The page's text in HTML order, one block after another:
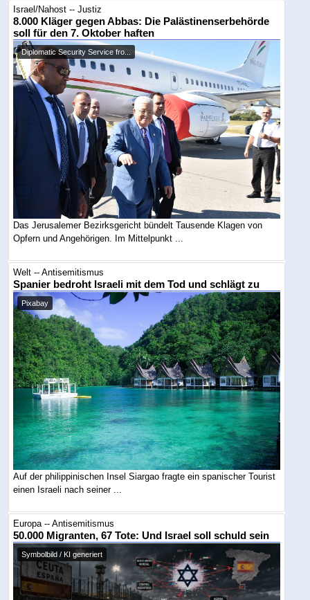
Israel/Nahost -- Justiz
8.000 Kläger gegen Abbas: Die Palästinenserbehörde
soll für den 7. Oktober haften
Diplomatic Security Service fro...
Das Jerusalemer Bezirksgericht bündelt Tausende Klagen von
Opfern und Angehörigen. Im Mittelpunkt ...
Welt -- Antisemitismus
Spanier bedroht Israeli mit dem Tod und schlägt zu
Pixabay
Auf der philippinischen Insel Siargao fragte ein spanischer Tourist
einen Israeli nach seiner ...
Europa -- Antisemitismus
50.000 Migranten, 67 Tote: Und Israel soll schuld sein
Symbolbild / KI generiert